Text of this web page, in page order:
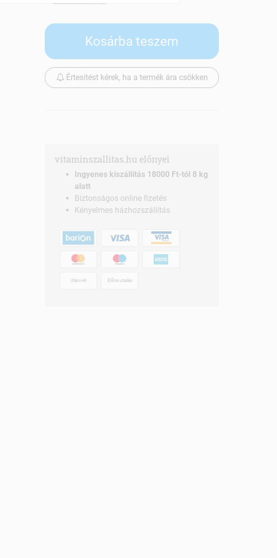
Kosárba teszem
Értesítést kérek, ha a termék ára csökken
vitaminszallitas.hu előnyei
Ingyenes kiszállítás 18000 Ft-tól 8 kg
alatt
Biztonságos online fizetés
Kényelmes házhozszállítás
Utánvét Előre utalás